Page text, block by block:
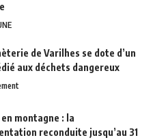
de Varilhes se dote d’un
aux déchets dangereux
montagne : la
reconduite jusqu’au 31